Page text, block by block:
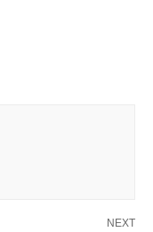
NEXT